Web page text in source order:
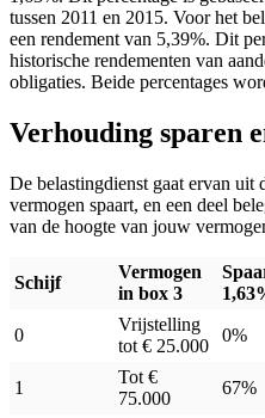
tussen 2011 en 2015. Voor het
een rendement van 5,39%. Dit
historische rendementen van
obligaties. Beide percentages
Verhouding sparen
De belastingdienst gaat ervan uit
vermogen spaart, en een deel
van de hoogte van jouw
Schijf
Vermogen
in box 3
0
Vrijstelling
tot € 25.000
0%
1
Tot €
75.000
67%